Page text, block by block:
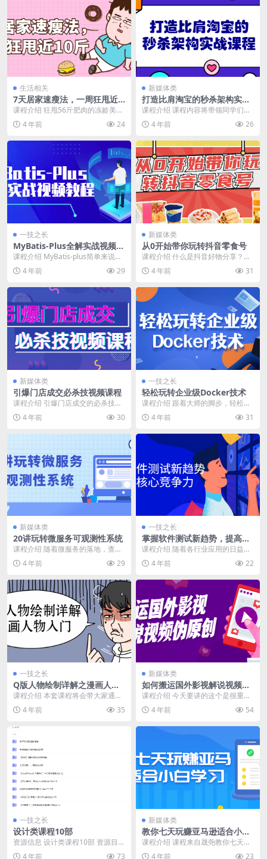
生活相关
7天居家速瘦法，一周狂甩近1
0斤
课程介绍 狂甩56斤肥肉的冻龄美魔
女，江苏卫视《减出我人生》冠军
教练张婷媗，教你...
4 年前 24
新媒体类
打造比肩淘宝的秒杀架构实战
课程
课程介绍 课程内容将带领同学们打
造比肩淘宝的亿级秒杀架构系统，
课程内容包括服务架...
4 年前 26
一技之长
MyBatis-Plus全解实战视频教
程
课程介绍 MyBatis-plus简单来说就
是一款 Mybatis 增强工具，用...
4 年前 29
新媒体类
从0开始带你玩转抖音零食号
课程介绍 什么是抖音好物分享？简
单来说就是通过抖音短视频分享产
品。网友看到视频，...
4 年前 31
新媒体类
引爆门店成交必杀技视频课程
课程介绍 引爆门店成交的必杀技，
你一定要学会！一家金牌门店,拥有
哪些盈利的独门利...
4 年前 30
一技之长
轻松玩转企业级Docker技术
课程介绍 跟着大师的脚步，轻松玩
转Docker企业级部署实战。课程内
容分为多个阶...
4 年前 31
新媒体类
20讲玩转微服务可观测性系统
课程介绍 随着微服务的落地，查找
并解决系统问题的难度也在升级。
如何从架构层面更好...
4 年前 29
一技之长
掌握软件测试新趋势，提高核
心竞争力
课程介绍 随着各行业应用的日益复
杂化，主流的开发框架便由传统的
单体应用架构转向微...
4 年前 22
一技之长
Q版人物绘制详解之漫画人物
入门
课程介绍 本套课程将会带大家通过
实例学习Q版动漫人物插画的画
法，通过实例讲解以及...
4 年前 35
新媒体类
如何搬运国外影视解说视频伪
原创
课程介绍 今天要讲的这个是很重要
的底层逻辑，把这个逻辑运用到搬
国外解说视频上，我...
4 年前 54
一技之长
设计类课程10部
资源信息 设计类课程10部 资源目录
疯子班Xl期摄影课堂 牟真民第八期
4 年前 73
新媒体类
教你七天玩赚亚马逊适合小白
学习
课程介绍 课程来自晟尧教你七天玩
赚亚马逊，价值599元，适合小白
4 年前 23